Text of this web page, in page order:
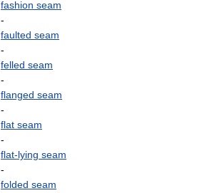
fashion seam
-
faulted seam
-
felled seam
-
flanged seam
-
flat seam
-
flat-lying seam
-
folded seam